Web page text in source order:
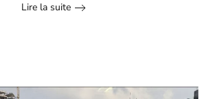
Lire la suite